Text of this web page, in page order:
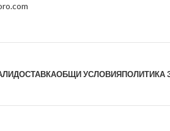
ДОСТАВКАОБЩИ УСЛОВИЯПОЛИТИКА